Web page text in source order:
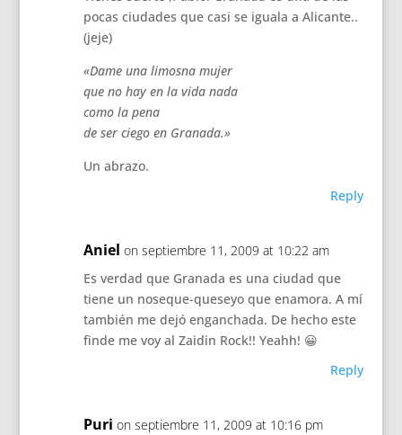
pocas ciudades que casi se iguala a Alicante..
(jeje)
«Dame una limosna mujer
que no hay en la vida nada
como la pena
de ser ciego en Granada.»
Un abrazo.
Reply
Aniel on septiembre 11, 2009 at 10:22 am
Es verdad que Granada es una ciudad que
tiene un noseque-queseyo que enamora. A mí
también me dejó enganchada. De hecho este
finde me voy al Zaidin Rock!! Yeahh! 😀
Reply
Puri on septiembre 11, 2009 at 10:16 pm